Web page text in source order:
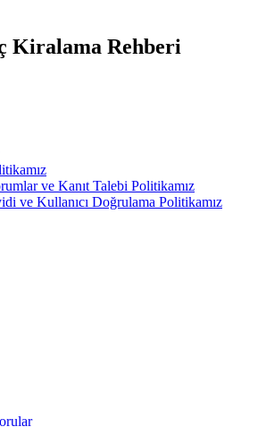
Kiralama Rehberi
ve Kanıt Talebi Politikamız
ve Kullanıcı Doğrulama Politikamız